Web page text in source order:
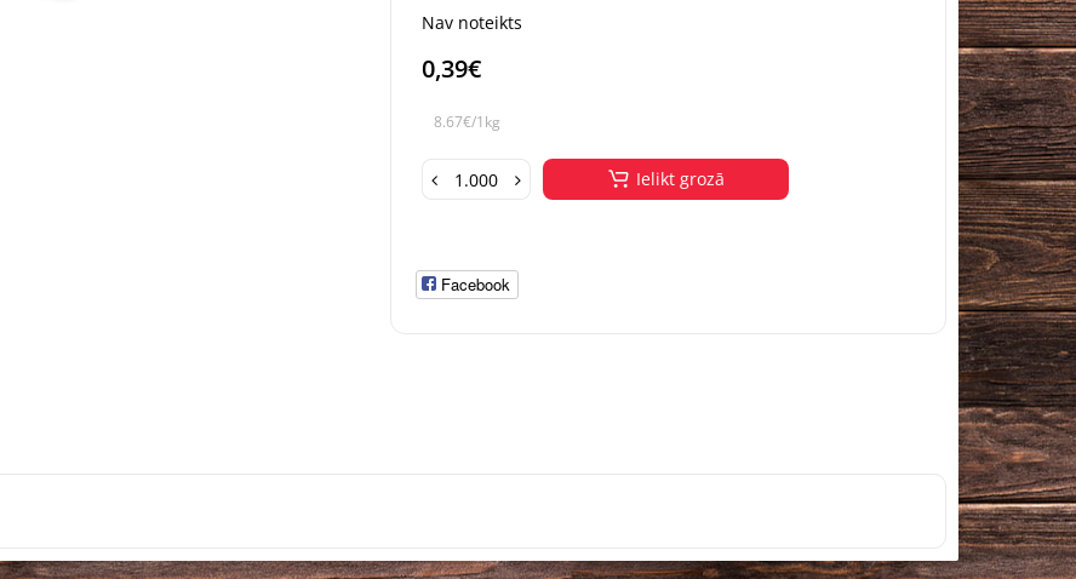
Nav noteikts
0,39€
8.67€/1kg
Ielikt grozā
Facebook